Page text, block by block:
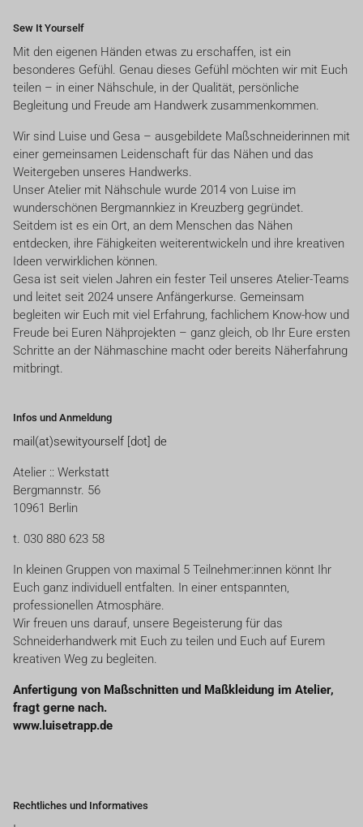
Sew It Yourself
Mit den eigenen Händen etwas zu erschaffen, ist ein
besonderes Gefühl. Genau dieses Gefühl möchten wir mit Euch
teilen – in einer Nähschule, in der Qualität, persönliche
Begleitung und Freude am Handwerk zusammenkommen.
Wir sind Luise und Gesa – ausgebildete Maßschneiderinnen mit
einer gemeinsamen Leidenschaft für das Nähen und das
Weitergeben unseres Handwerks.
Unser Atelier mit Nähschule wurde 2014 von Luise im
wunderschönen Bergmannkiez in Kreuzberg gegründet.
Seitdem ist es ein Ort, an dem Menschen das Nähen
entdecken, ihre Fähigkeiten weiterentwickeln und ihre kreativen
Ideen verwirklichen können.
Gesa ist seit vielen Jahren ein fester Teil unseres Atelier-Teams
und leitet seit 2024 unsere Anfängerkurse. Gemeinsam
begleiten wir Euch mit viel Erfahrung, fachlichem Know-how und
Freude bei Euren Nähprojekten – ganz gleich, ob Ihr Eure ersten
Schritte an der Nähmaschine macht oder bereits Näherfahrung
mitbringt.
Infos und Anmeldung
mail(at)sewityourself [dot] de
Atelier :: Werkstatt
Bergmannstr. 56
10961 Berlin
t. 030 880 623 58
In kleinen Gruppen von maximal 5 Teilnehmer:innen könnt Ihr
Euch ganz individuell entfalten. In einer entspannten,
professionellen Atmosphäre.
Wir freuen uns darauf, unsere Begeisterung für das
Schneiderhandwerk mit Euch zu teilen und Euch auf Eurem
kreativen Weg zu begleiten.
Anfertigung von Maßschnitten und Maßkleidung im Atelier,
fragt gerne nach.
www.luisetrapp.de
Rechtliches und Informatives